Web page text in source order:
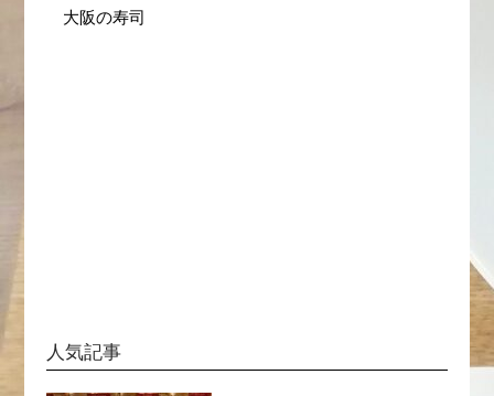
大阪の寿司
人気記事